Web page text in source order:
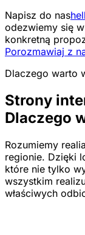
Napisz do nas
odezwiemy się
konkretną
Porozmawiaj z
Dlaczego warto
Strony
Dlaczego
Rozumiemy
regionie. Dzięki
które nie tylko
wszystkim
właściwych